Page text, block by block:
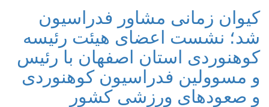
کیوان زمانی مشاور فدراسیون
شد؛ نشست اعضای هیئت رئیسه
کوهنوردی استان اصفهان با رئیس
و مسوولین فدراسیون کوهنوردی
و صعودهای ورزشی کشور